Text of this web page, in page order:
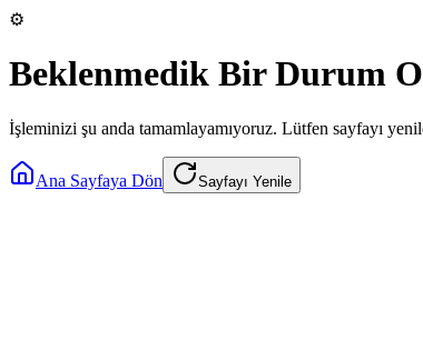
⚙️
Beklenmedik Bir Durum
İşleminizi şu anda tamamlayamıyoruz. Lütfen sayfayı
Ana Sayfaya Dön Sayfayı Yenile